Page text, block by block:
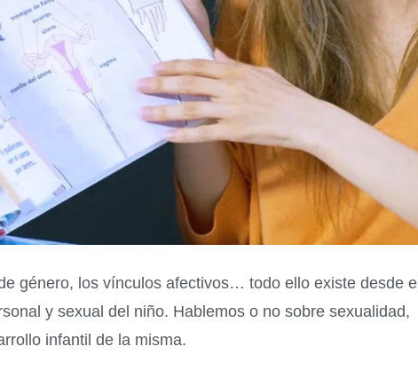
género, los vínculos afectivos… todo ello existe desde el
y sexual del niño. Hablemos o no sobre sexualidad,
infantil de la misma.